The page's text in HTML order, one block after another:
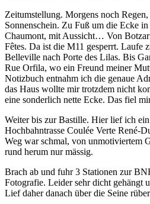
Zeitumstellung. Morgens noch
Sonnenschein. Zu Fuß um die Ecke
Chaumont, mit Aussicht… Von
Fêtes. Da ist die M11 gesperrt. Laufe
Belleville nach Porte des Lilas. Bis
Rue Orfila, wo ein Freund meiner
Notizbuch entnahm ich die genaue
das Haus wollte mir trotzdem nicht
eine sonderlich nette Ecke. Das fiel
Weiter bis zur Bastille. Hier lief ich
Hochbahntrasse Coulée Verte René-
Weg war schmal, von unmotiviertem
rund herum nur mässig.
Brach ab und fuhr 3 Stationen zur
Fotografie. Leider sehr dicht gehängt
Lief daher danach über die Seine